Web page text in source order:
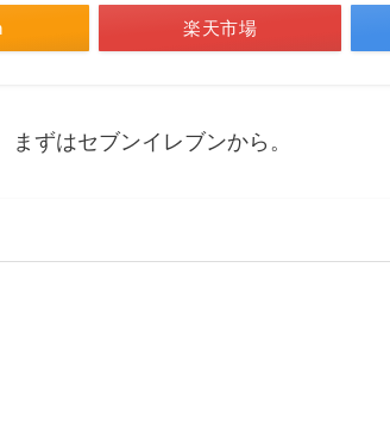
楽天市場
ずはセブンイレブンから。